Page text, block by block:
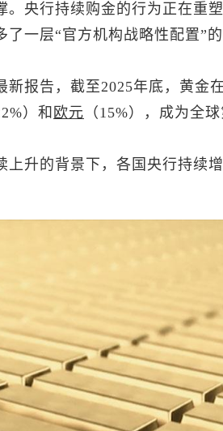
。央行持续购金的行为正在重
了一层“官方机构战略性配置”
新报告，截至2025年底，黄金
）和 欧元 （15%），成为全
上升的背景下，各国央行持续